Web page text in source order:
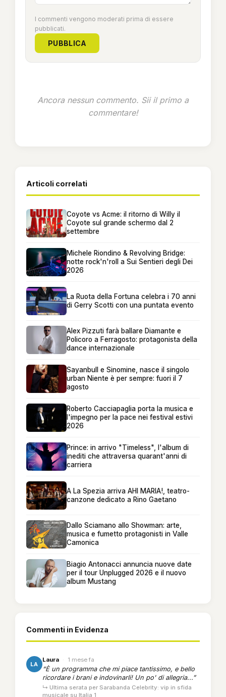
I commenti vengono moderati prima di essere
pubblicati.
PUBBLICA
Ancora nessun commento. Sii il primo a
commentare!
Articoli correlati
Coyote vs Acme: il ritorno di Willy il
Coyote sul grande schermo dal 2
settembre
Michele Riondino & Revolving Bridge:
notte rock'n'roll a Sui Sentieri degli Dei
2026
La Ruota della Fortuna celebra i 70 anni
di Gerry Scotti con una puntata evento
Alex Pizzuti farà ballare Diamante e
Policoro a Ferragosto: protagonista della
dance internazionale
Sayanbull e Sinomine, nasce il singolo
urban Niente è per sempre: fuori il 7
agosto
Roberto Cacciapaglia porta la musica e
l'impegno per la pace nei festival estivi
2026
Prince: in arrivo "Timeless", l'album di
inediti che attraversa quarant'anni di
carriera
A La Spezia arriva AHI MARIA!, teatro-
canzone dedicato a Rino Gaetano
Dallo Sciamano allo Showman: arte,
musica e fumetto protagonisti in Valle
Camonica
Biagio Antonacci annuncia nuove date
per il tour Unplugged 2026 e il nuovo
album Mustang
Commenti in Evidenza
LA
Laura · 1 mese fa
“È un programma che mi piace tantissimo, e bello
ricordare i brani e indovinarli! Un po' di allegria...”
↳ Ultima serata per Sarabanda Celebrity: vip in sfida
musicale su Italia 1